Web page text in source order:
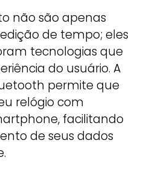
não são apenas
de tempo; eles
tecnologias que
do usuário. A
permite que
relógio com
facilitando
de seus dados